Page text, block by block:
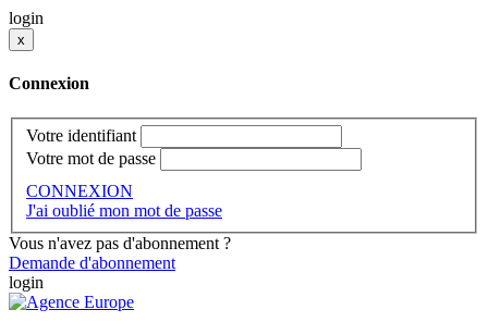
login
x
Connexion
Votre identifiant
Votre mot de passe
CONNEXION
J'ai oublié mon mot de passe
Vous n'avez pas d'abonnement ?
Demande d'abonnement
login